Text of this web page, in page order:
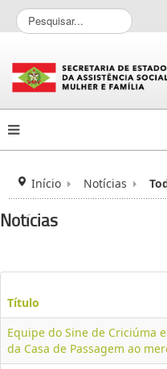
P
e
q
u
i
s
a
Início Notícias
Notícias
Título
Equipe do Sine de Criciúma
da Casa de Passagem ao